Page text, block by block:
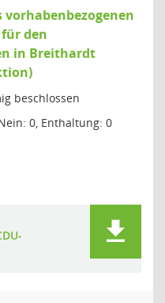
den
in Breithardt
beschlossen
0, Enthaltung: 0